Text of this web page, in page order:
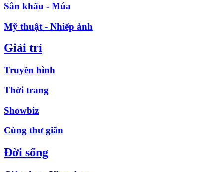
Sân khấu - Múa
Mỹ thuật - Nhiếp ảnh
Giải trí
Truyền hình
Thời trang
Showbiz
Cùng thư giãn
Đời sống